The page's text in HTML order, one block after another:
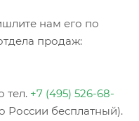
нам его по
продаж:
тел. +7 (495) 526-68-
России бесплатный).